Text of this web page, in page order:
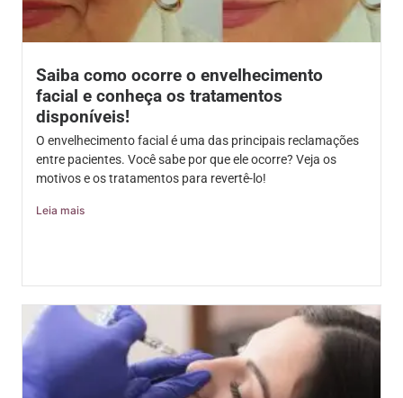
Saiba como ocorre o envelhecimento
facial e conheça os tratamentos
disponíveis!
O envelhecimento facial é uma das principais reclamações
entre pacientes. Você sabe por que ele ocorre? Veja os
motivos e os tratamentos para revertê-lo!
Leia mais